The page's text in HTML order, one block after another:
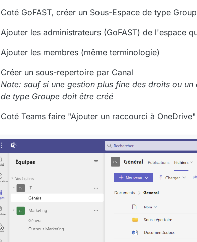
Coté GoFAST, créer un Sous-Espace de type
Ajouter les administrateurs (GoFAST) de l'espace
Ajouter les membres (même terminologie)
Créer un sous-repertoire par Canal
Note: sauf si une gestion plus fine des droits ou
de type Groupe doit être créé
Coté Teams faire "Ajouter un raccourci à